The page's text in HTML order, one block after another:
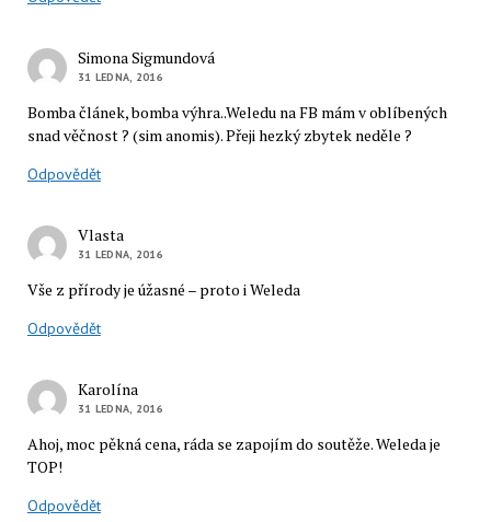
Simona Sigmundová
31 LEDNA, 2016
Bomba článek, bomba výhra..Weledu na FB mám v oblíbených
snad věčnost ? (sim anomis). Přeji hezký zbytek neděle ?
Odpovědět
Vlasta
31 LEDNA, 2016
Vše z přírody je úžasné – proto i Weleda
Odpovědět
Karolína
31 LEDNA, 2016
Ahoj, moc pěkná cena, ráda se zapojím do soutěže. Weleda je
TOP!
Odpovědět